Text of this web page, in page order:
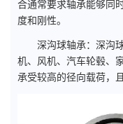
合通常要求轴承能够同
度和刚性。
深沟球轴承：深沟球
机、风机、汽车轮毂、
承受较高的径向载荷，